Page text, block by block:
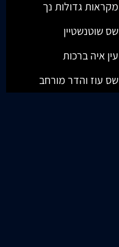
מקראות גדולות נך
שס שוטנשטיין
עין איה ברכות
שס עוז והדר מורחב